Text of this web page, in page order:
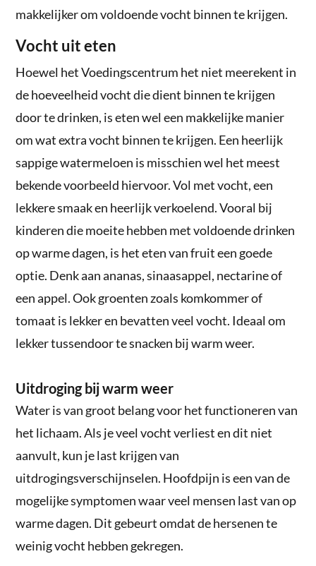
makkelijker om voldoende vocht binnen te krijgen.
Vocht uit eten
Hoewel het Voedingscentrum het niet meerekent in
de hoeveelheid vocht die dient binnen te krijgen
door te drinken, is eten wel een makkelijke manier
om wat extra vocht binnen te krijgen. Een heerlijk
sappige watermeloen is misschien wel het meest
bekende voorbeeld hiervoor. Vol met vocht, een
lekkere smaak en heerlijk verkoelend. Vooral bij
kinderen die moeite hebben met voldoende drinken
op warme dagen, is het eten van fruit een goede
optie. Denk aan ananas, sinaasappel, nectarine of
een appel. Ook groenten zoals komkommer of
tomaat is lekker en bevatten veel vocht. Ideaal om
lekker tussendoor te snacken bij warm weer.
Uitdroging bij warm weer
Water is van groot belang voor het functioneren van
het lichaam. Als je veel vocht verliest en dit niet
aanvult, kun je last krijgen van
uitdrogingsverschijnselen. Hoofdpijn is een van de
mogelijke symptomen waar veel mensen last van op
warme dagen. Dit gebeurt omdat de hersenen te
weinig vocht hebben gekregen.